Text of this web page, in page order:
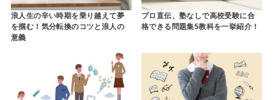
浪人生の辛い時期を乗り越えて夢
を掴む！気分転換のコツと浪人の
意義
プロ直伝、塾なしで高校受験に合
格できる問題集5教科を一挙紹介！